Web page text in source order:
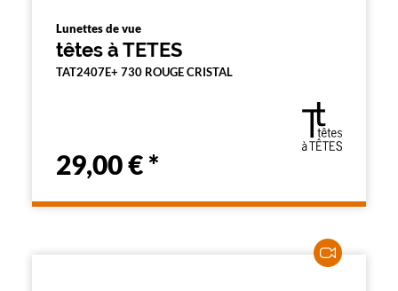
Lunettes de vue
têtes à TETES
TAT2407E+ 730 ROUGE CRISTAL
29,00 €*